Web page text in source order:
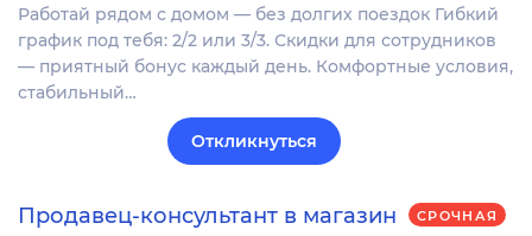
Работай рядом с домом — без долгих поездок Гибкий
график под тебя: 2/2 или 3/3. Скидки для сотрудников
— приятный бонус каждый день. Комфортные условия,
стабильный…
Откликнуться
Продавец-консультант в магазин СРОЧНАЯ